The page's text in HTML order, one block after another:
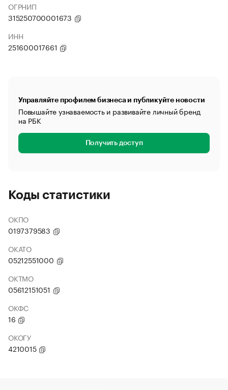
ОГРНИП
315250700001673
ИНН
251600017661
Управляйте профилем бизнеса и публикуйте новости
Повышайте узнаваемость и развивайте личный бренд
на РБК
Получить доступ
Коды статистики
ОКПО
0197379583
ОКАТО
05212551000
ОКТМО
05612151051
ОКФС
16
ОКОГУ
4210015